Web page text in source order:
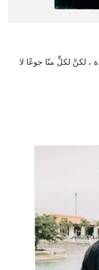
، لكنَّ لكلٍّ منّا جوعًا لا